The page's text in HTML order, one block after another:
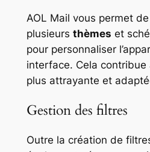
AOL Mail vous permet
plusieurs thèmes et
pour personnaliser
interface. Cela contribue
plus attrayante et
Gestion des filtres
Outre la création de